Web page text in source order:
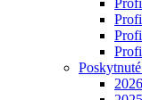
2026